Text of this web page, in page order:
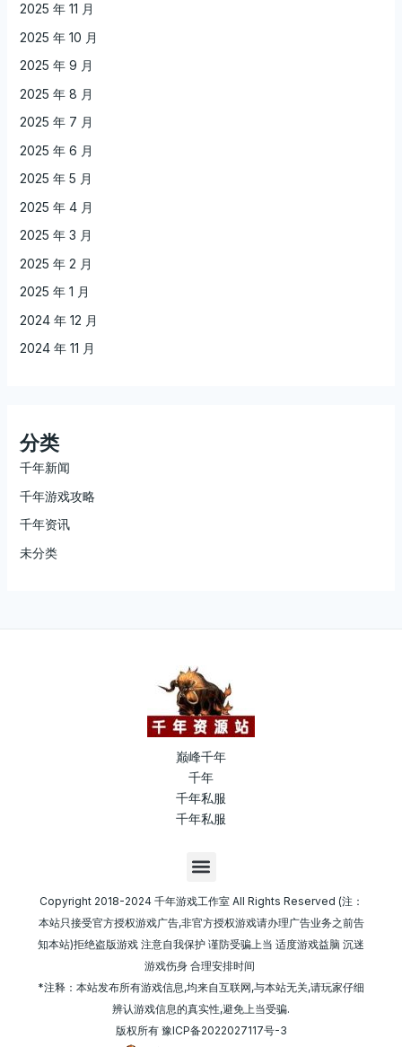
2025 年 11 月
2025 年 10 月
2025 年 9 月
2025 年 8 月
2025 年 7 月
2025 年 6 月
2025 年 5 月
2025 年 4 月
2025 年 3 月
2025 年 2 月
2025 年 1 月
2024 年 12 月
2024 年 11 月
分类
千年新闻
千年游戏攻略
千年资讯
未分类
巅峰千年
千年
千年私服
千年私服
M
e
n
u
Copyright 2018-2024 千年游戏工作室 All Rights Reserved (注：
本站只接受官方授权游戏广告,非官方授权游戏请办理广告业务之前告
知本站)拒绝盗版游戏 注意自我保护 谨防受骗上当 适度游戏益脑 沉迷
游戏伤身 合理安排时间
*注释：本站发布所有游戏信息,均来自互联网,与本站无关,请玩家仔细
辨认游戏信息的真实性,避免上当受骗.
版权所有 豫ICP备2022027117号-3